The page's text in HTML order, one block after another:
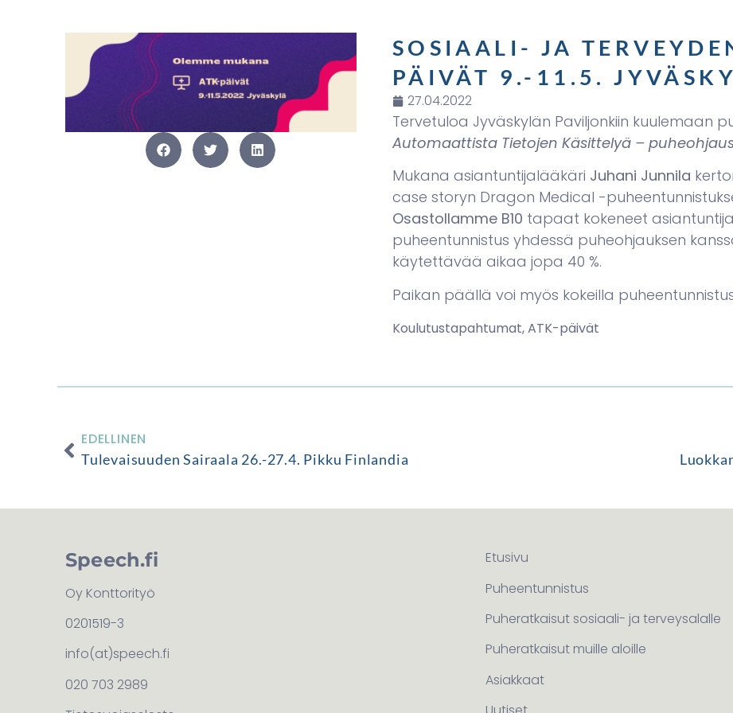
SOSIAALI- JA
PÄIVÄT 9.-11.5.
27.04.2022
Tervetuloa Jyväskylän Paviljonkiin kuulemaan
Automaattista Tietojen Käsittelyä –
Mukana asiantuntijalääkäri Juhani Junnila
case storyn Dragon Medical -
Osastollamme B10 tapaat kokeneet
puheentunnistus yhdessä puheohjauksen
käytettävää aikaa jopa 40 %.
Paikan päällä voi myös kokeilla
Koulutustapahtumat, ATK-päivät
EDELLINEN
Tulevaisuuden Sairaala 26.-27.4. Pikku Finlandia
Speech.fi
Oy Konttorityö
0201519-3
info(at)speech.fi
020 703 2989
Etusivu
Puheentunnistus
Puheratkaisut sosiaali- ja terveysalalle
Puheratkaisut muille aloille
Asiakkaat